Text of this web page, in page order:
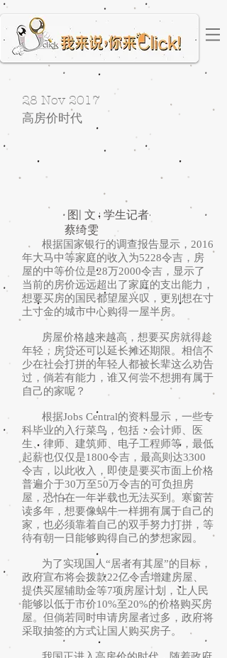
28 Nov 2017
高房价时代
根据国家银行的调查报告显示，2016
年大马中等家庭的收入为5228令吉，房
屋的中等价位是28万2000令吉，显示了
当前的房价远远超出了家庭的支出能力，
想要买房的国民都望屋兴叹，更别想在寸
土寸金的城市中心购得一屋半房。
房屋价格越来越高，想要买房就得趁
年轻，房贷还可以延长摊还期限。相信不
少在社会打拼的年轻人都被长辈这么劝告
过，倘若有能力，谁又何尝不想拥有属于
自己的家呢？
根据Jobs Central的资料显示，一些专
科毕业的入行菜鸟，包括：会计师、医
生、律师、建筑师、电子工程师等，最低
起薪也仅仅是1800令吉，最高则达3300
令吉，以此收入，即使是要买市面上价格
普遍介于30万至50万令吉的可负担房
屋，恐怕在一年半载也无法买到。寒窗苦
读多年，想要像蜗牛一样拥有属于自己的
家，也必须靠着自己的双手努力打拼，等
待有朝一日能够购得自己的梦想家园。
为了实现国人“居者有其屋”的目标，
政府宣布将会拨款22亿令吉增建房屋、
提供买屋辅助金等7项房屋计划，让人民
能够以低于市价10%至20%的价格购买房
屋。但倘若同时申请房屋者过多，政府将
采取抽签的方式让国人购买房子。
图| 文 : 学生记者·
蔡绮雯